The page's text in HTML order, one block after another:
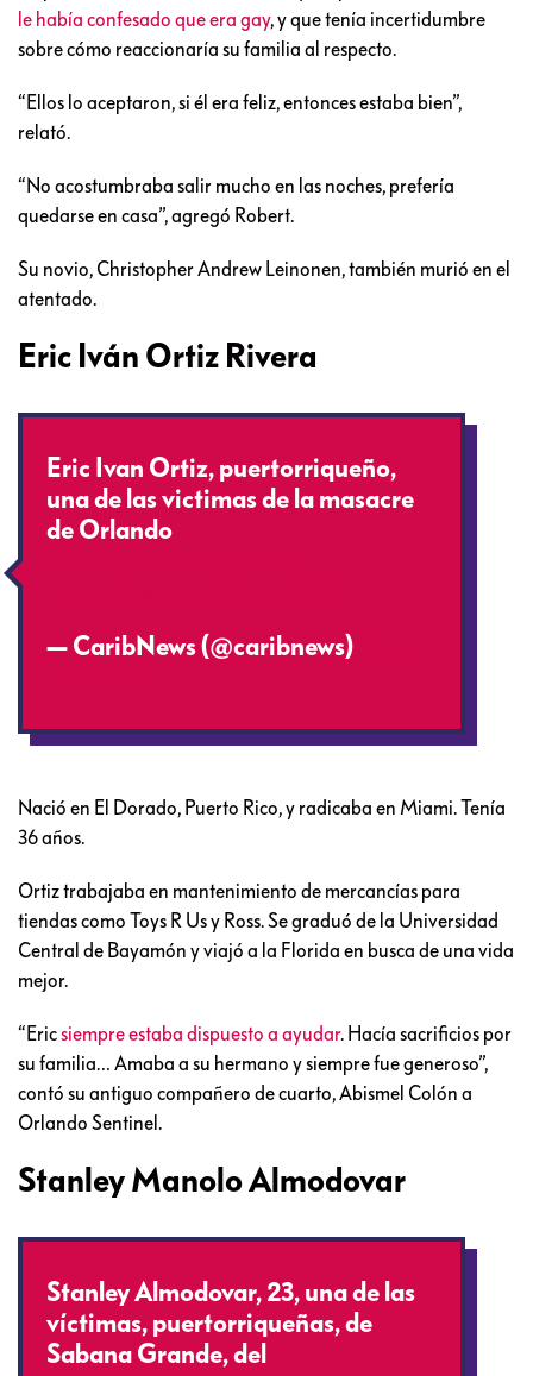
le había confesado que era gay, y que tenía incertidumbre
sobre cómo reaccionaría su familia al respecto.
“Ellos lo aceptaron, si él era feliz, entonces estaba bien”,
relató.
“No acostumbraba salir mucho en las noches, prefería
quedarse en casa”, agregó Robert.
Su novio, Christopher Andrew Leinonen, también murió en el
atentado.
Eric Iván Ortiz Rivera
Eric Ivan Ortiz, puertorriqueño,
una de las victimas de la masacre
de Orlando
— CaribNews (@caribnews)
Nació en El Dorado, Puerto Rico, y radicaba en Miami. Tenía
36 años.
Ortiz trabajaba en mantenimiento de mercancías para
tiendas como Toys R Us y Ross. Se graduó de la Universidad
Central de Bayamón y viajó a la Florida en busca de una vida
mejor.
“Ericsiempre estaba dispuesto a ayudar. Hacía sacrificios por
su familia… Amaba a su hermano y siempre fue generoso”,
contó su antiguo compañero de cuarto, Abismel Colón a
Orlando Sentinel.
Stanley Manolo Almodovar
Stanley Almodovar, 23, una de las
víctimas, puertorriqueñas, de
Sabana Grande, del